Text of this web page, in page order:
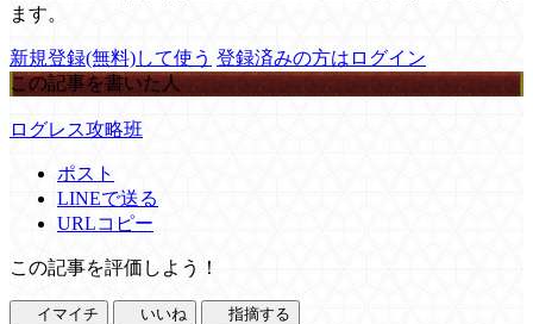
ます。
新規登録(無料)して使う 登録済みの方はログイン
この記事を書いた人
ログレス攻略班
ポスト
LINEで送る
URLコピー
この記事を評価しよう！
イマイチ いいね 指摘する